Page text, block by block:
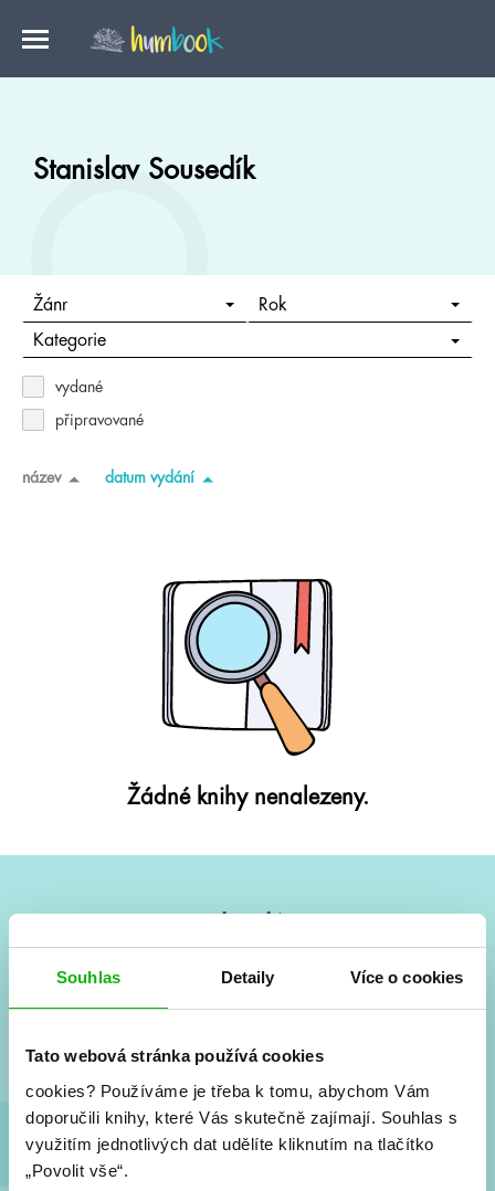
Souhlas Detaily Více o cookies
Tato webová stránka používá cookies
cookies? Používáme je třeba k tomu, abychom Vám
doporučili knihy, které Vás skutečně zajímají. Souhlas s
využitím jednotlivých dat udělíte kliknutím na tlačítko
„Povolit vše“.
Stanislav Sousedík
Žánr Rok
Kategorie
vydané
připravované
název datum vydání
Žádné knihy nenalezeny.
Vše kolem #youngadult každý měsíc rovnou do mailu!
a seriálové adaptace a další.